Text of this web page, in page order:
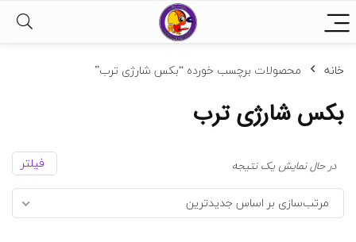
خانه محصولات برچسب خورده “بکس شارژی ترب”
بکس شارژی ترب
فیلتر در حال نمایش یک نتیجه
مرتب‌سازی بر اساس جدیدترین